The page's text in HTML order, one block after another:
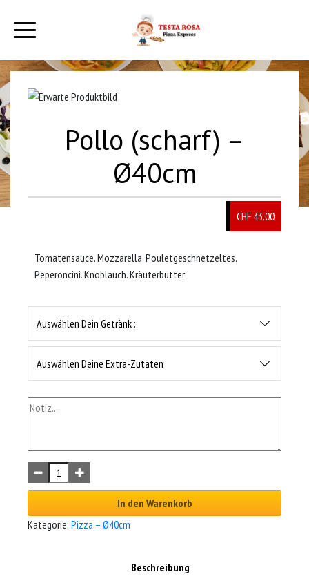
Pollo (scharf) –
Ø40cm
CHF 43.00
Tomatensauce. Mozzarella. Pouletgeschnetzeltes.
Peperoncini. Knoblauch. Kräuterbutter
Auswählen Dein Getränk :
Auswählen Deine Extra-Zutaten
In den Warenkorb
Kategorie: Pizza – Ø40cm
Beschreibung